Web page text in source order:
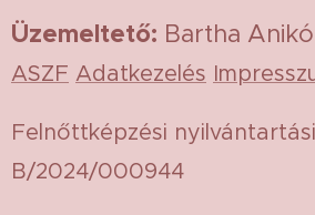
Üzemeltető: Bartha
ASZF Adatkezelés
Felnőttképzési
B/2024/000944